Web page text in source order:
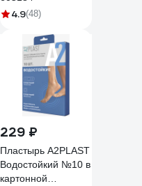
4.9(48)
229 ₽
Пластырь A2PLAST
Водостойкий №10 в
картонной